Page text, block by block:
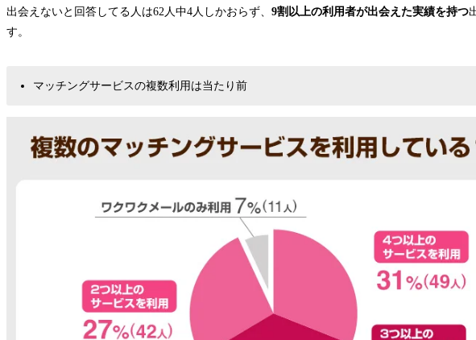
出会えないと回答してる人は62人中4人しかおらず、 9割以上の利用者が出会えた実績を持つ
す。
マッチングサービスの複数利用は当たり前